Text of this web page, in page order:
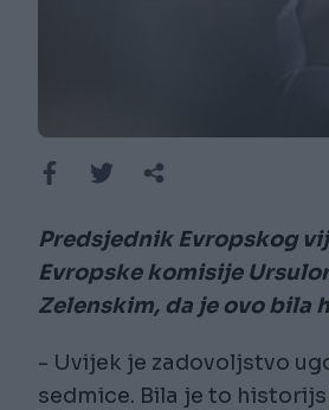
Predsjednik Evropskog
Evropske komisije
Zelenskim, da je ovo bila
- Uvijek je zadovoljstvo
sedmice. Bila je to